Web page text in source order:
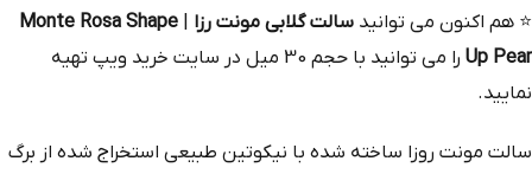
⭐ هم‌ اکنون می‌ توانید سالت گلابی مونت رزا
Monte Rosa Shape
Up Pear
را می توانید با حجم 30 میل در سایت خرید ویپ تهیه
نمایید.
سالت مونت روزا ساخته شده با نیکوتین طبیعی استخراج‌ شده از برگ‌